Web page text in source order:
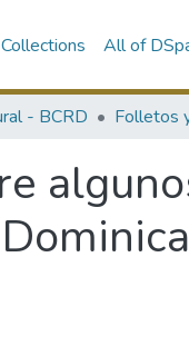
All of
- BCRD Folletos